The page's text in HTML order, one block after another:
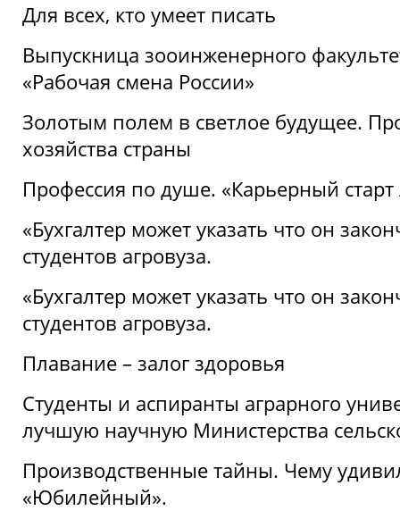
Для всех, кто умеет писать
Выпускница зооинженерного
«Рабочая смена России»
Золотым полем в светлое будущее.
хозяйства страны
Профессия по душе. «Карьерный
«Бухгалтер может указать что он
студентов агровуза.
«Бухгалтер может указать что он
студентов агровуза.
Плавание – залог здоровья
Студенты и аспиранты аграрного
лучшую научную Министерства
Производственные тайны. Чему
«Юбилейный».